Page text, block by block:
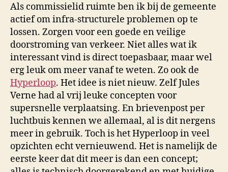
Als commissielid ruimte ben ik bij de gemeente
actief om infra-structurele problemen op te
lossen. Zorgen voor een goede en veilige
doorstroming van verkeer. Niet alles wat ik
interessant vind is direct toepasbaar, maar wel
erg leuk om meer vanaf te weten. Zo ook de
Hyperloop. Het idee is niet nieuw. Zelf Jules
Verne had al vrij leuke concepten voor
supersnelle verplaatsing. En brievenpost per
luchtbuis kennen we allemaal, al is dit nergens
meer in gebruik. Toch is het Hyperloop in veel
opzichten echt vernieuwend. Het is namelijk de
eerste keer dat dit meer is dan een concept;